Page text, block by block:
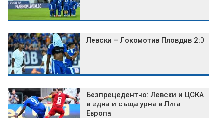
Левски – Локомотив Пловдив 2:0
Безпрецедентно: Левски и ЦСКА
в една и съща урна в Лига
Европа